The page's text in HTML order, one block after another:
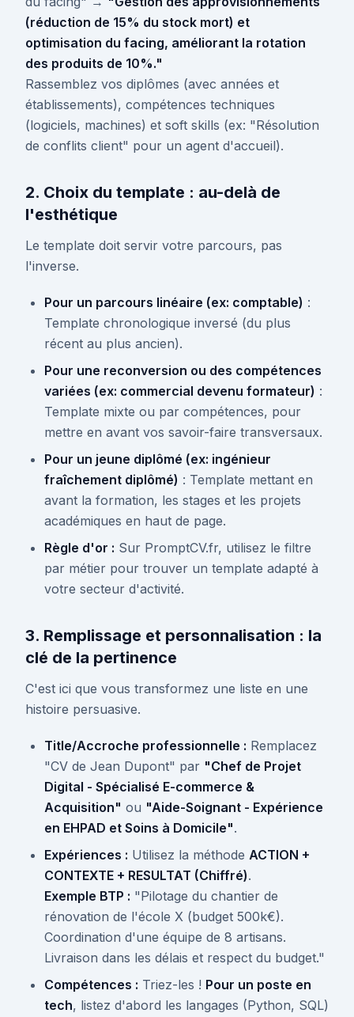
(réduction de 15% du stock mort) et
optimisation du facing, améliorant la rotation
des produits de 10%."
Rassemblez vos diplômes (avec années et
établissements), compétences techniques
(logiciels, machines) et soft skills (ex: "Résolution
de conflits client" pour un agent d'accueil).
2. Choix du template : au-delà de
l'esthétique
Le template doit servir votre parcours, pas
l'inverse.
Pour un parcours linéaire (ex: comptable) :
Template chronologique inversé (du plus
récent au plus ancien).
Pour une reconversion ou des compétences
variées (ex: commercial devenu formateur) :
Template mixte ou par compétences, pour
mettre en avant vos savoir-faire transversaux.
Pour un jeune diplômé (ex: ingénieur
fraîchement diplômé) : Template mettant en
avant la formation, les stages et les projets
académiques en haut de page.
Règle d'or : Sur PromptCV.fr, utilisez le filtre
par métier pour trouver un template adapté à
votre secteur d'activité.
3. Remplissage et personnalisation : la
clé de la pertinence
C'est ici que vous transformez une liste en une
histoire persuasive.
Title/Accroche professionnelle : Remplacez
"CV de Jean Dupont" par "Chef de Projet
Digital - Spécialisé E-commerce &
Acquisition" ou "Aide-Soignant - Expérience
en EHPAD et Soins à Domicile".
Expériences : Utilisez la méthode ACTION +
CONTEXTE + RESULTAT (Chiffré).
Exemple BTP : "Pilotage du chantier de
rénovation de l'école X (budget 500k€).
Coordination d'une équipe de 8 artisans.
Livraison dans les délais et respect du budget."
Compétences : Triez-les ! Pour un poste en
tech, listez d'abord les langages (Python, SQL)